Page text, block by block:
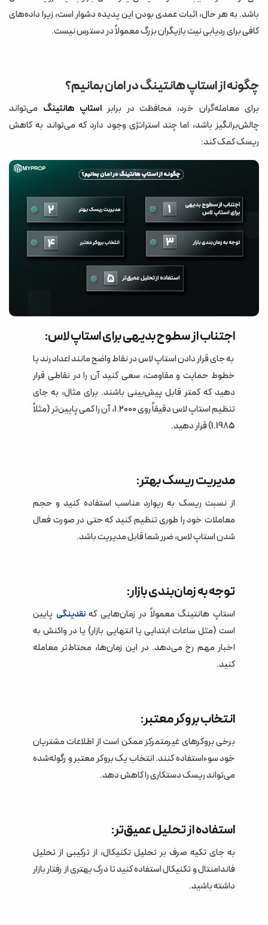
باشد. به هر حال، اثبات عمدی بودن این پدیده دشوار است، زیرا داده‌های
کافی برای ردیابی نیت بازیگران بزرگ معمولاً در دسترس نیست.
چگونه از استاپ هانتینگ در امان بمانیم؟
برای معامله‌گران خرد، محافظت در برابراستاپ هانتینگ می‌تواند
چالش‌برانگیز باشد، اما چند استراتژی وجود دارد که می‌تواند به کاهش
ریسک کمک کند:
اجتناب از سطوح بدیهی برای استاپ لاس:
به جای قرار دادن استاپ لاس در نقاط واضح مانند اعداد رند یا
خطوط حمایت و مقاومت، سعی کنید آن را در نقاطی قرار
دهید که کمتر قابل پیش‌بینی باشند. برای مثال، به جای
تنظیم استاپ لاس دقیقاً روی 1.2000، آن را کمی پایین‌تر (مثلاً
1.1985) قرار دهید.
مدیریت ریسک بهتر:
از نسبت ریسک به ریوارد مناسب استفاده کنید و حجم
معاملات خود را طوری تنظیم کنید که حتی در صورت فعال
شدن استاپ لاس، ضرر شما قابل مدیریت باشد.
توجه به زمان‌بندی بازار:
استاپ هانتینگ معمولاً در زمان‌هایی کهنقدینگی پایین
است (مثل ساعات ابتدایی یا انتهایی بازار) یا در واکنش به
اخبار مهم رخ می‌دهد. در این زمان‌ها، محتاط‌تر معامله
کنید.
انتخاب بروکر معتبر:
برخی بروکرهای غیرمتمرکز ممکن است از اطلاعات مشتریان
خود سوءاستفاده کنند. انتخاب یک بروکر معتبر و رگوله‌شده
می‌تواند ریسک دستکاری را کاهش دهد.
استفاده از تحلیل عمیق‌تر:
به جای تکیه صرف بر تحلیل تکنیکال، از ترکیبی از تحلیل
فاندامنتال و تکنیکال استفاده کنید تا درک بهتری از رفتار بازار
داشته باشید.